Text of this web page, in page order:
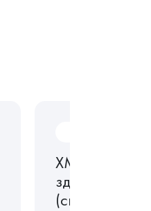
ХМС тест.
здоровье
(скрининг)